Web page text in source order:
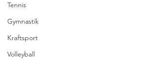
Tennis
Gymnastik
Kraftsport
Volleyball